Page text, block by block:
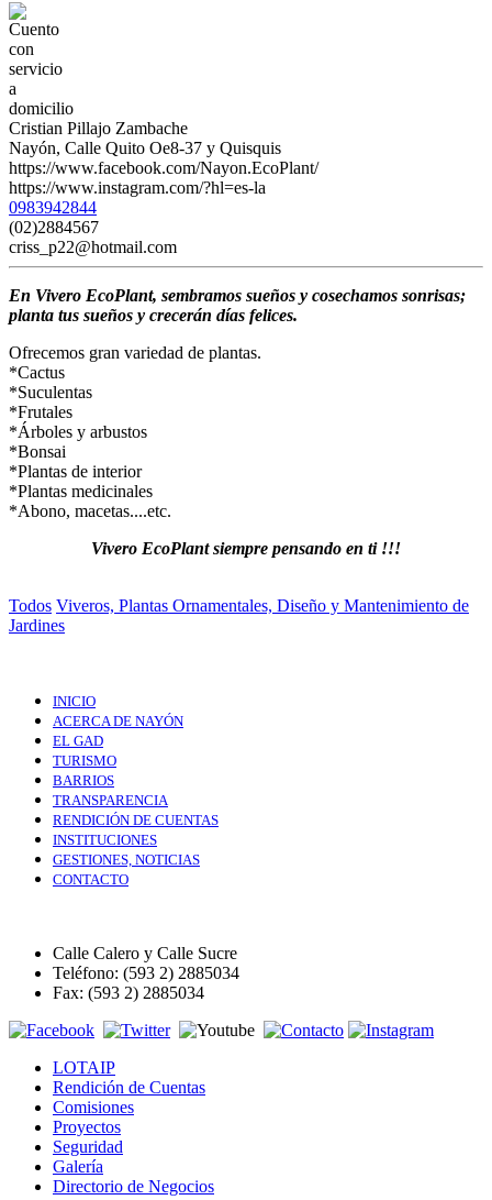
Cristian Pillajo Zambache
Nayón, Calle Quito Oe8-37 y Quisquis
https://www.facebook.com/Nayon.EcoPlant/
https://www.instagram.com/?hl=es-la
0983942844
(02)2884567
criss_p22@hotmail.com
En Vivero EcoPlant, sembramos sueños y cosechamos sonrisas;
planta tus sueños y crecerán días felices.
Ofrecemos gran variedad de plantas.
*Cactus
*Suculentas
*Frutales
*Árboles y arbustos
*Bonsai
*Plantas de interior
*Plantas medicinales
*Abono, macetas....etc.
Vivero EcoPlant siempre pensando en ti !!!
Todos Viveros, Plantas Ornamentales, Diseño y Mantenimiento de
Jardines
INICIO
ACERCA DE NAYÓN
EL GAD
TURISMO
BARRIOS
TRANSPARENCIA
RENDICIÓN DE CUENTAS
INSTITUCIONES
GESTIONES, NOTICIAS
CONTACTO
Calle Calero y Calle Sucre
Teléfono: (593 2) 2885034
Fax: (593 2) 2885034
LOTAIP
Rendición de Cuentas
Comisiones
Proyectos
Seguridad
Galería
Directorio de Negocios